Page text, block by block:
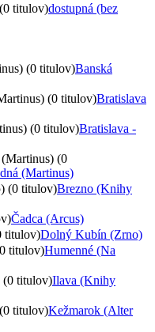
titulov)dostupná (bez
(0 titulov)Banská
(0 titulov)Bratislava
(0 titulov)Bratislava -
(0
(Martinus)
(0 titulov)Brezno (Knihy
Čadca (Arcus)
titulov)Dolný Kubín (Zrno)
titulov)Humenné (Na
titulov)Ilava (Knihy
titulov)Kežmarok (Alter